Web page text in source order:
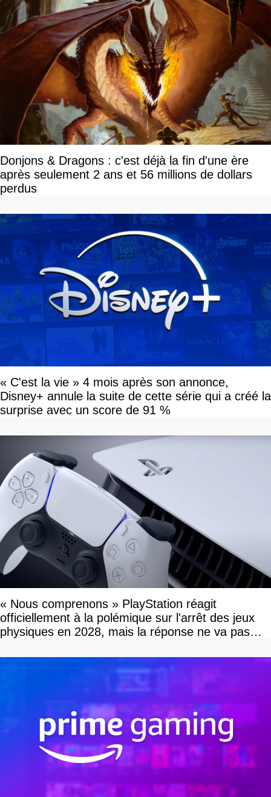
Donjons & Dragons : c'est déjà la fin d'une ère
après seulement 2 ans et 56 millions de dollars
perdus
« C'est la vie » 4 mois après son annonce,
Disney+ annule la suite de cette série qui a créé la
surprise avec un score de 91 %
« Nous comprenons » PlayStation réagit
officiellement à la polémique sur l'arrêt des jeux
physiques en 2028, mais la réponse ne va pas